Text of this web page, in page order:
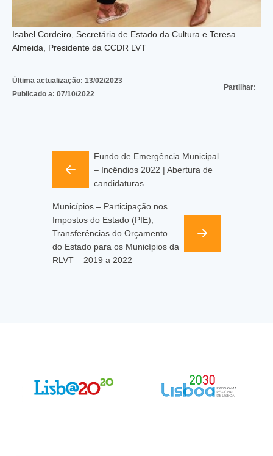
Isabel Cordeiro, Secretária de Estado da Cultura e Teresa
Almeida, Presidente da CCDR LVT
Última actualização: 13/02/2023
Publicado a: 07/10/2022
Partilhar:
Fundo de Emergência Municipal
– Incêndios 2022 | Abertura de
candidaturas
Municípios – Participação nos
Impostos do Estado (PIE),
Transferências do Orçamento
do Estado para os Municípios da
RLVT – 2019 a 2022